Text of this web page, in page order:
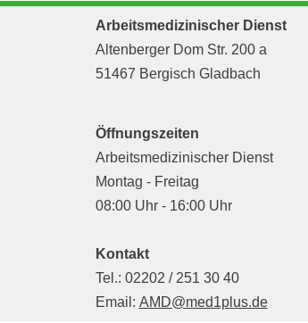
Arbeitsmedizinischer Dienst
Altenberger Dom Str. 200 a
51467 Bergisch Gladbach
Öffnungszeiten
Arbeitsmedizinischer Dienst
Montag - Freitag
08:00 Uhr - 16:00 Uhr
Kontakt
Tel.: 02202 / 251 30 40
Email: AMD@med1plus.de